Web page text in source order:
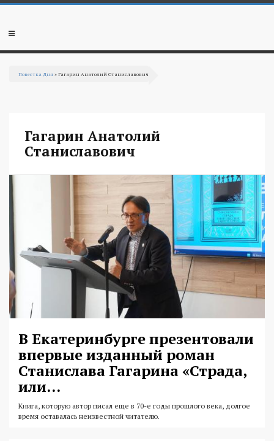
Перейти к основному содержанию
Мобильное
Повестка Дня » Гагарин Анатолий Станиславович
Гагарин Анатолий
Станиславович
В Екатеринбурге презентовали
впервые изданный роман
Станислава Гагарина «Страда,
или...
Книга, которую автор писал еще в 70-е годы прошлого века, долгое
время оставалась неизвестной читателю.